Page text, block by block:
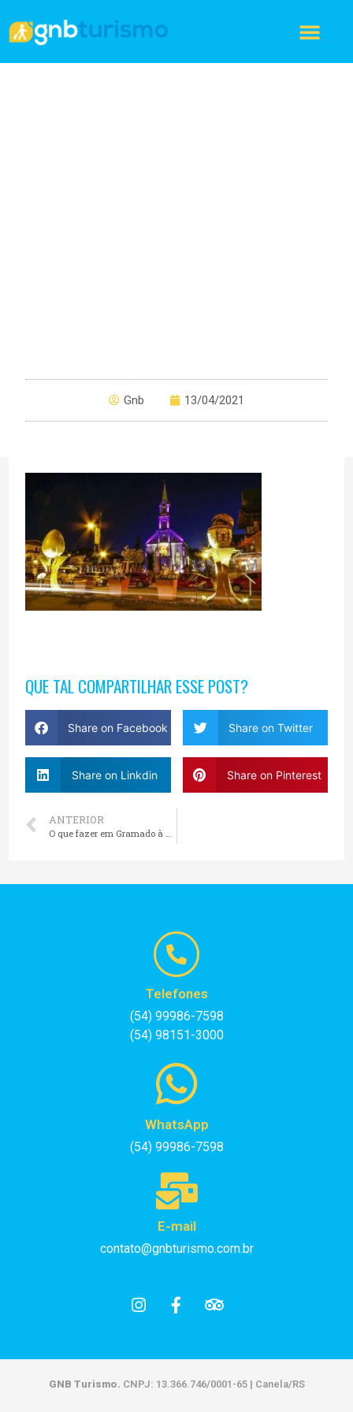
Gnb 13/04/2021
QUE TAL COMPARTILHAR ESSE POST?
Share on Facebook Share on Twitter
Share on Linkdin Share on Pinterest
ANTERIOR
O que fazer em Gramado à noite
Telefones
(54) 99986-7598
(54) 98151-3000
WhatsApp
(54) 99986-7598
E-mail
contato@gnbturismo.com.br
GNB Turismo. CNPJ: 13.366.746/0001-65 | Canela/RS